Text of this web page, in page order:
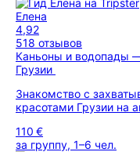
Елена
4,92
518 отзывов
Каньоны и водопады
Грузии
Знакомство с
красотами Грузии на
110 €
за группу, 1–6 чел.